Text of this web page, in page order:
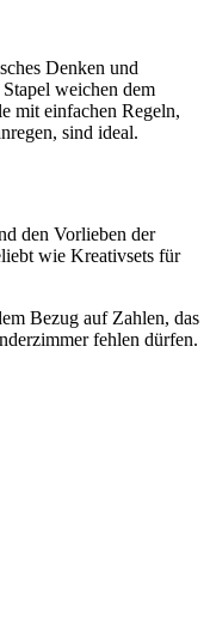
Denken und
weichen dem
mit einfachen Regeln,
sind ideal.
den Vorlieben der
wie Kreativsets für
Bezug auf Zahlen, das
fehlen dürfen.